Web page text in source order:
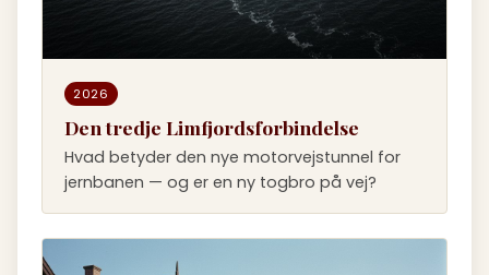
2026
Den tredje Limfjordsforbindelse
Hvad betyder den nye motorvejstunnel for
jernbanen — og er en ny togbro på vej?